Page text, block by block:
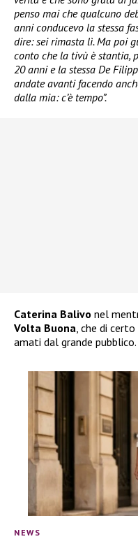
penso mai che qualcuno
anni conducevo la stessa
dire: sei rimasta lì. Ma poi
conto che la tivù è stantia,
20 anni e la stessa De
andate avanti facendo
dalla mia: c’è tempo”.
Caterina Balivo nel
Volta Buona, che di
amati dal grande pubblico.
NEWS